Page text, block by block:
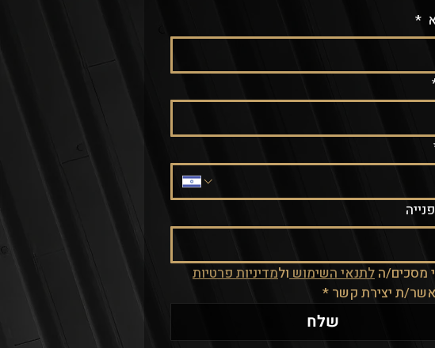
*
מסכים/ה לתנאי השימוש ולמדיניות פרטיות
ת יצירת קשר *
שלח